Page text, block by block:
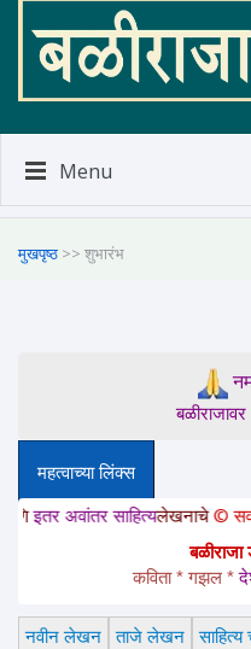
Menu
मुखपृष्ठ >> शुभारंभ
महत्वाच्या लिंक्स
साहित्यलेखनाचे© सर्वाधिकार
बळीराजा
कविता * गझल *
नवीन लेखन ताजे लेखन